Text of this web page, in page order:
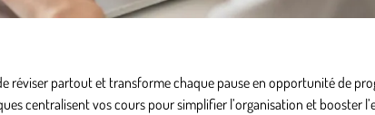
réviser partout et transforme chaque pause en opportunité de
centralisent vos cours pour simplifier l’organisation et booster